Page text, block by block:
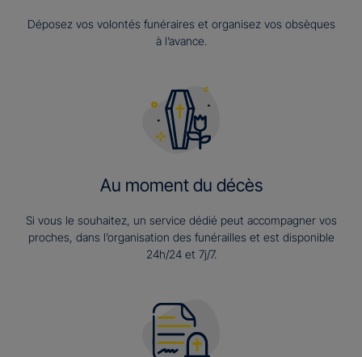
Déposez vos volontés funéraires et organisez vos obsèques
à l’avance.
Au moment du décès
Si vous le souhaitez, un service dédié peut accompagner vos
proches, dans l’organisation des funérailles et est disponible
24h/24 et 7j/7.